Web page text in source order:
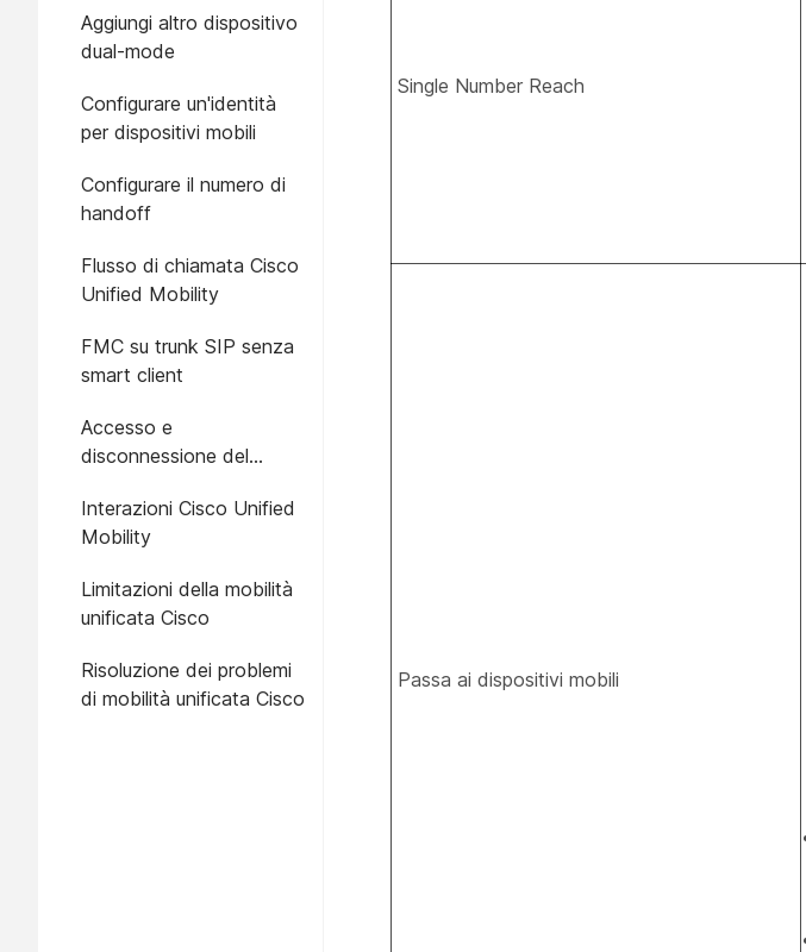
Aggiungi altro dispositivo
dual-mode
Configurare un'identità
per dispositivi mobili
Configurare il numero di
handoff
Flusso di chiamata Cisco
Unified Mobility
FMC su trunk SIP senza
smart client
Accesso e
disconnessione del
dispositivi mobili integrati
nell'operatore
Interazioni Cisco Unified
Mobility
Limitazioni della mobilità
unificata Cisco
Risoluzione dei problemi
di mobilità unificata Cisco
Single Number Reach
Passa ai dispositivi mobili